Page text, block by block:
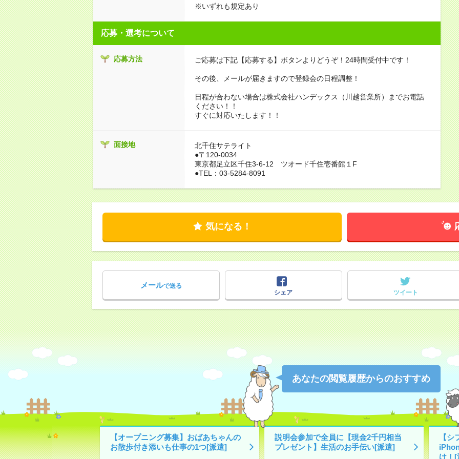
※いずれも規定あり
応募・選考について
応募方法 ご応募は下記【応募する】ボタンよりどうぞ！24時間受付中です！
その後、メールが届きますので登録会の日程調整！
日程が合わない場合は株式会社ハンデックス（川越営業所）までお電話
ください！！
すぐに対応いたします！！
面接地
北千住サテライト
●〒120-0034
東京都足立区千住3-6-12 ツオード千住壱番館１F
●TEL：03-5284-8091
気になる！
メールで送る
シェア
ツイート
あなたの閲覧履歴からのおすすめ
【オープニング募集】おばあちゃんの
お散歩付き添いも仕事の1つ[派遣]
説明会参加で全員に【現金2千円相当
プレゼント】生活のお手伝い[派遣]
【
け！[